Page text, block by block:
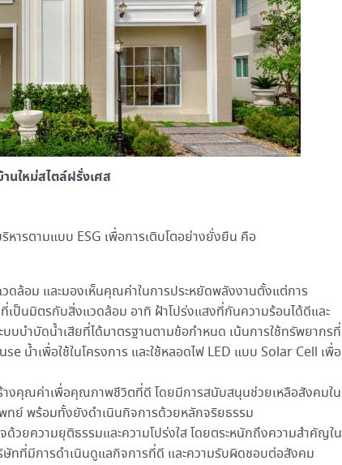
นใหม่สไตล์ฝรั่งเศส
ารตามแบบ ESG เพื่อการเติบโตอย่างยั่งยืน คือ
ดล้อม และมองเห็นคุณค่าในการประหยัดพลังงานตั้งแต่การ
ป็นมิตรกับสิ่งแวดล้อม อาทิ ฝ้าโปร่งแสงที่กันความร้อนได้ดีและ
บบำบัดน้ำเสียที่ได้มาตรฐานตามข้อกำหนด เน้นการใช้ทรัพยากรที่
น้ำเพื่อใช้ในโครงการ และใช้หลอดไฟ LED แบบ Solar Cell เพื่อ
งคุณค่าเพื่อคุณภาพชีวิตที่ดี โดยมีการสนับสนุนช่วยเหลือสังคมใน
ทย์ พร้อมทั้งยังดำเนินกิจการด้วยหลักจริยธรรม
วยความยุติธรรมและความโปร่งใส โดยตระหนักถึงความสำคัญใน
ทที่มีการดำเนินดูแลกิจการที่ดี และความรับผิดชอบต่อสังคม